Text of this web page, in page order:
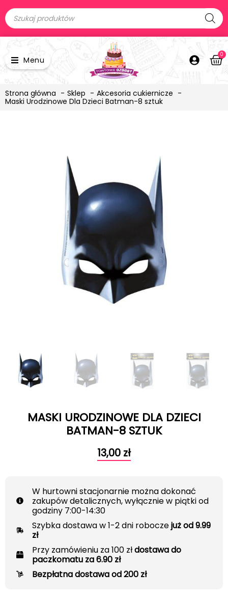
Menu
0
Strona główna Sklep
Akcesoria cukiernicze
Maski Urodzinowe Dla Dzieci Batman-8 sztuk
MASKI URODZINOWE DLA DZIECI
BATMAN-8 SZTUK
13,00 zł
W hurtowni stacjonarnie można dokonać
zakupów detalicznych, wyłącznie w piątki od
godziny 7:00-14:30
Szybka dostawa w 1-2 dni roboczejuż od 9.99
zł
Przy zamówieniu za 100 złdostawa do
paczkomatu za 6.90 zł
Bezpłatna dostawa od 200 zł